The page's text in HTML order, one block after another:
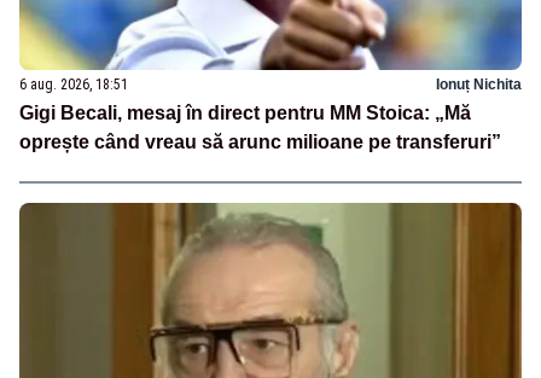
6 aug. 2026, 18:51 Ionuț Nichita
Gigi Becali, mesaj în direct pentru MM Stoica: „Mă
oprește când vreau să arunc milioane pe transferuri”